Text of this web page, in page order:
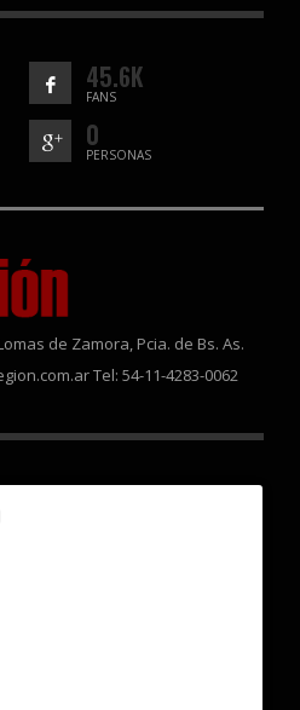
45.6K
FANS
0
PERSONAS
de Zamora, Pcia. de Bs. As.
Tel: 54-11-4283-0062